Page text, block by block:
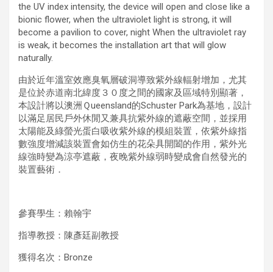
the UV index intensity, the device will open and close like a
bionic flower, when the ultraviolet light is strong, it will
become a pavilion to cover, night When the ultraviolet ray
is weak, it becomes the installation art that will glow
naturally.
由於近年溫室效應臭氧層破洞導致紫外線輻射增加，尤其
是位於赤道南北緯度３０度之間的國家及區域特別顯著，
本設計將以澳洲Ｑueensland的Schuster Park為基地，設計
以滿足居民戶外休閒又兼具抗紫外線的遮蔽空間，並採用
太陽能及綠螢光蛋白吸收紫外線的模組裝置，依紫外線指
數強度增減該裝置會如仿生的花朵具開闔的作用，紫外光
線強時變為涼亭遮蔽，夜晚紫外線弱時變成會自然發光的
裝置藝術．
參賽學生：賴翰宇
指導教授：陳彥廷副教授
獲得名次：Bronze